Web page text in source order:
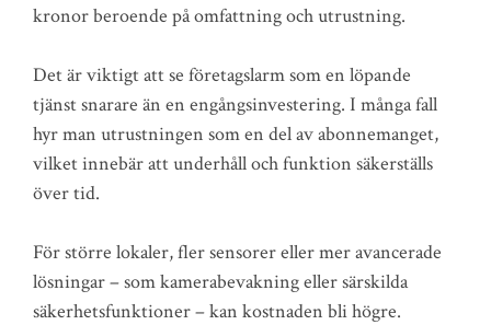
kronor beroende på omfattning och utrustning.
Det är viktigt att se företagslarm som en löpande
tjänst snarare än en engångsinvestering. I många fall
hyr man utrustningen som en del av abonnemanget,
vilket innebär att underhåll och funktion säkerställs
över tid.
För större lokaler, fler sensorer eller mer avancerade
lösningar – som kamerabevakning eller särskilda
säkerhetsfunktioner – kan kostnaden bli högre.